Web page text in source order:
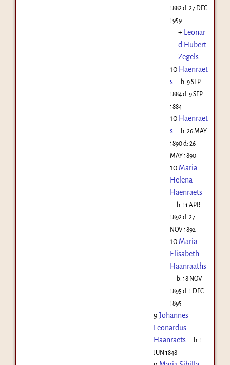
1882 d: 27 DEC
1959
+ Leonar
d Hubert
Zegels
10 Haenraet
s
b:9 SEP
1884d: 9 SEP
1884
10 Haenraet
s
b:26 MAY
1890d: 26
MAY 1890
10 Maria
Helena
Haenraets
b:11 APR
1892 d: 27
NOV 1892
10 Maria
Elisabeth
Haanraaths
b:18 NOV
1895 d: 1 DEC
1895
9 Johannes
Leonardus
Haanraets
b:1
JUN 1848